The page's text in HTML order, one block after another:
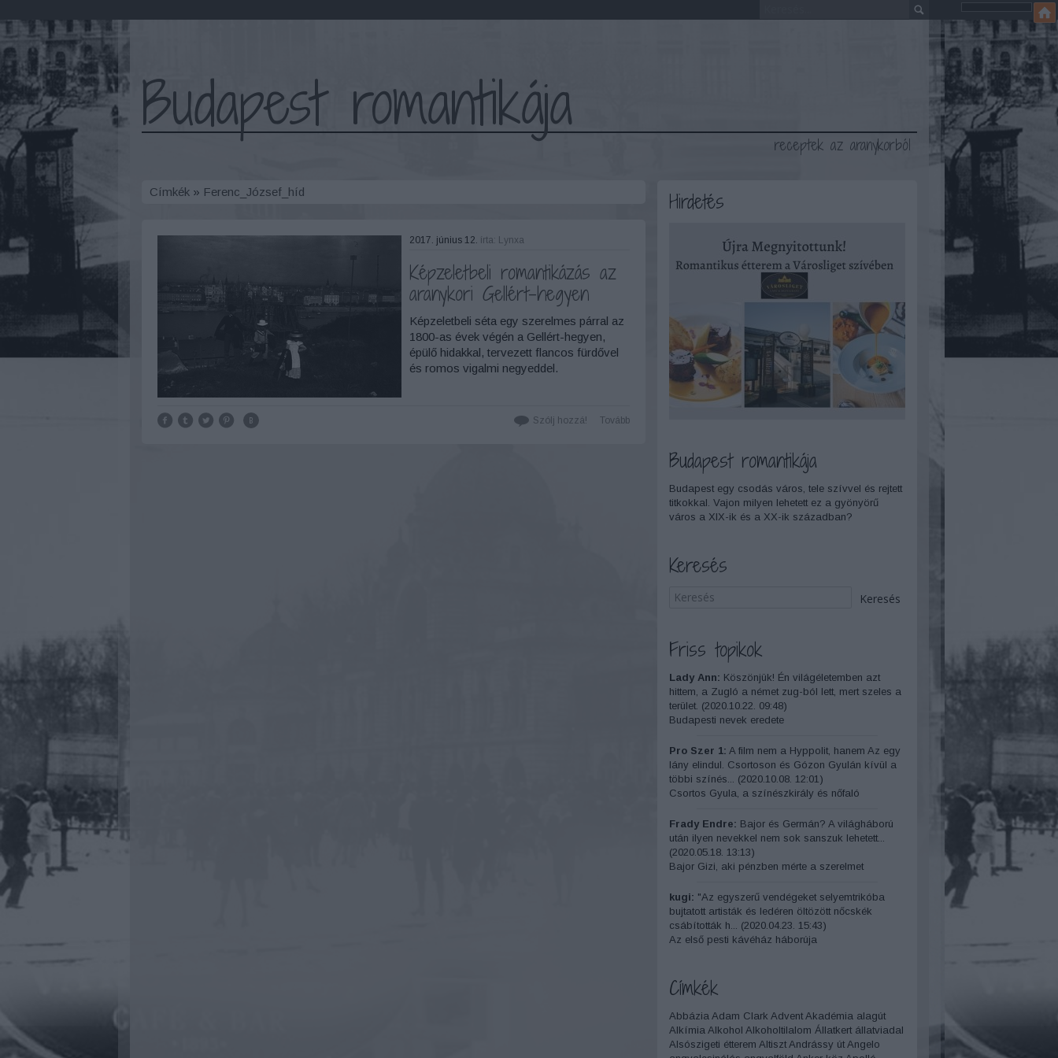
Budapest romantikája
receptek az aranykorból
Címkék» Ferenc_József_híd
2017. június 12. írta: Lynxa
Képzeletbeli romantikázás az
aranykori Gellért-hegyen
Képzeletbeli séta egy szerelmes párral az
1800-as évek végén a Gellért-hegyen,
épülő hidakkal, tervezett flancos fürdővel
és romos vigalmi negyeddel.
Tovább
Szólj hozzá!
Hirdetés
Budapest romantikája
Budapest egy csodás város, tele szívvel és rejtett
titkokkal. Vajon milyen lehetett ez a gyönyörű
város a XIX-ik és a XX-ik században?
Keresés
Friss topikok
Lady Ann: Köszönjük! Én világéletemben azt
hittem, a Zugló a német zug-ból lett, mert szeles a
terület. (2020.10.22. 09:48)
Budapesti nevek eredete
Pro Szer 1: A film nem a Hyppolit, hanem Az egy
lány elindul. Csortoson és Gózon Gyulán kívül a
többi színés... (2020.10.08. 12:01)
Csortos Gyula, a színészkirály és nőfaló
Frady Endre: Bajor és Germán? A világháború
után ilyen nevekkel nem sok sanszuk lehetett...
(2020.05.18. 13:13)
Bajor Gizi, aki pénzben mérte a szerelmet
kugi: "Az egyszerű vendégeket selyemtrikóba
bujtatott artisták és ledéren öltözött nőcskék
csábították h... (2020.04.23. 15:43)
Az első pesti kávéház háborúja
Címkék
Abbázia Adam Clark Advent Akadémia alagút
Alkímia Alkohol Alkoholtilalom Állatkert állatviadal
Alsószigeti étterem Altiszt Andrássy út Angelo